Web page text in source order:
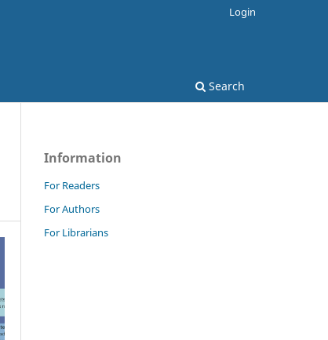
Search
Login
Information
For Readers
For Authors
For Librarians